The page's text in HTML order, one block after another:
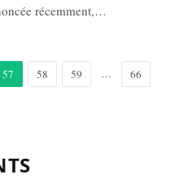
récemment,…
57 58 59 … 66